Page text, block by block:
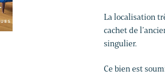
La localisation
cachet de
singulier.
Ce bien est